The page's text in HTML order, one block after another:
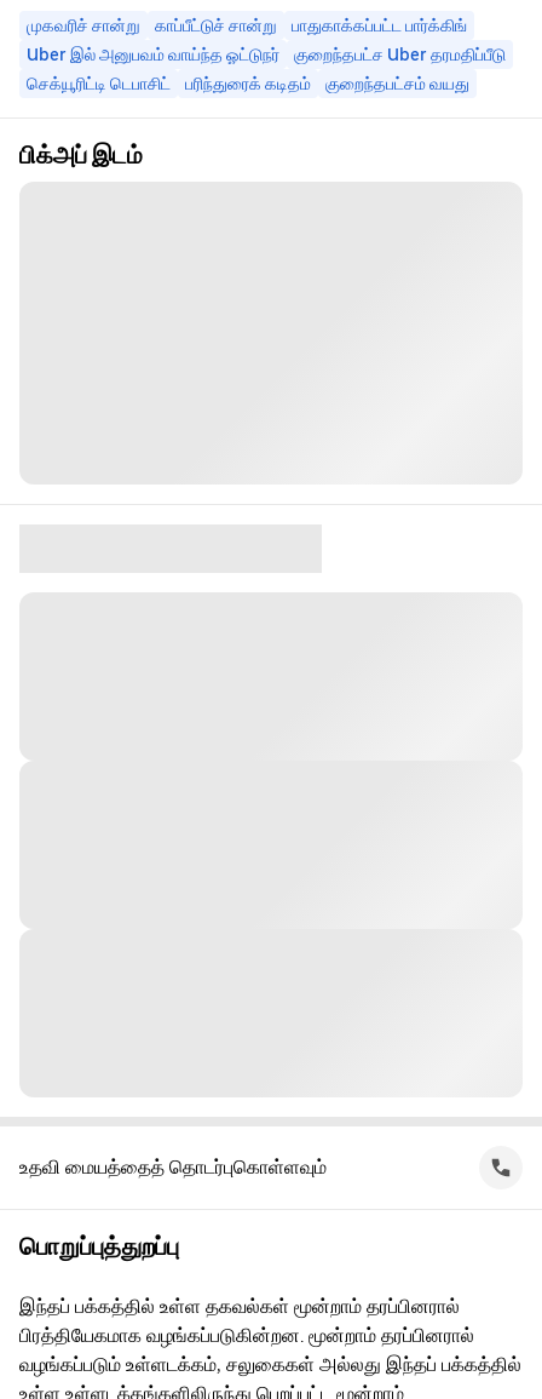
முகவரிச் சான்று காப்பீட்டுச் சான்று
பாதுகாக்கப்பட்ட பார்க்கிங்
Uber இல் அனுபவம் வாய்ந்த ஓட்டுநர்
குறைந்தபட்ச Uber தரமதிப்பீடு
செக்யூரிட்டி டெபாசிட்
பரிந்துரைக் கடிதம் குறைந்தபட்சம் வயது
பிக்அப் இடம்
உதவி மையத்தைத் தொடர்புகொள்ளவும்
பொறுப்புத்துறப்பு
இந்தப் பக்கத்தில் உள்ள தகவல்கள் மூன்றாம் தரப்பினரால்
பிரத்தியேகமாக வழங்கப்படுகின்றன. மூன்றாம் தரப்பினரால்
வழங்கப்படும் உள்ளடக்கம், சலுகைகள் அல்லது இந்தப் பக்கத்தில்
உள்ள உள்ளடக்கங்களிலிருந்து பெறப்பட்ட மூன்றாம்